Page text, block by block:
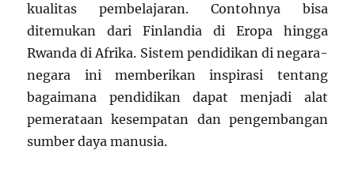
kualitas pembelajaran. Contohnya bisa
ditemukan dari Finlandia di Eropa hingga
Rwanda di Afrika. Sistem pendidikan di negara-
negara ini memberikan inspirasi tentang
bagaimana pendidikan dapat menjadi alat
pemerataan kesempatan dan pengembangan
sumber daya manusia.